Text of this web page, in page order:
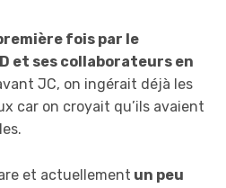
fois par le
et ses collaborateurs en
JC, on ingérait déjà les
car on croyait qu’ils avaient
et actuellement un peu